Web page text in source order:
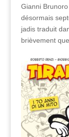
Gianni
désormais
jadis traduit
brièvement